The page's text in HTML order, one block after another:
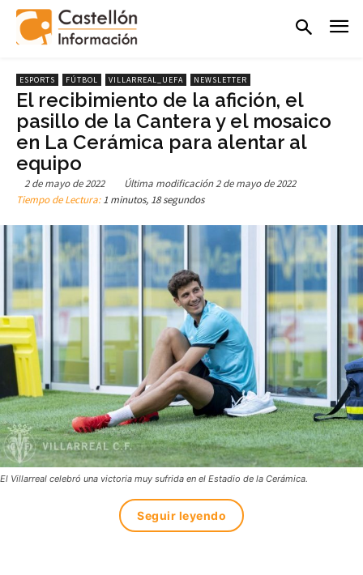
ESPORTS FÚTBOL VILLARREAL_UEFA NEWSLETTER
El recibimiento de la afición, el
pasillo de la Cantera y el mosaico
en La Cerámica para alentar al
equipo
2 de mayo de 2022 Última modificación2 de mayo de 2022
Tiempo de Lectura:1 minutos, 18 segundos
El Villarreal celebró una victoria muy sufrida en el Estadio de la Cerámica.
Seguir leyendo